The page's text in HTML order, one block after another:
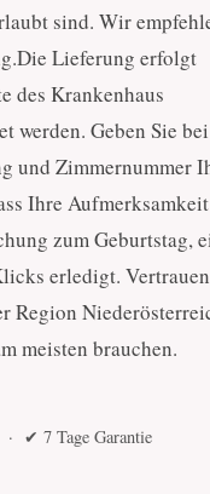
sind. Wir
Lieferung erfolgt
des Krankenhaus
werden. Geben Sie
und Zimmernummer
Ihre
zum Geburtstag,
erledigt.
Region
meisten brauchen.
· ✔ 7 Tage Garantie